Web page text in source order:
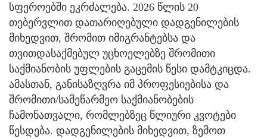
სფეროებში ეკრძალება. 2026 წლის 20
თებერვლით დათარიღებული დადგენილების
მიხედვით, შრომით იმიგრანტებსა და
თვითდასაქმებულ უცხოელებზე შრომითი
საქმიანობის უფლების გაცემის წესი დამტკიცდა.
ამასთან, განისაზღვრა იმ პროფესიებისა და
შრომითი/სამეწარმეო საქმიანობების
ჩამონათვალი, რომლებზეც წლიური კვოტები
წესდება. დადგენილების მიხედვით, ზემოთ